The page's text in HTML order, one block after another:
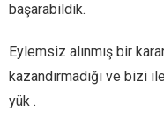
başarabildik.
Eylemsiz alınmış bir
kazandırmadığı ve bizi
yük .